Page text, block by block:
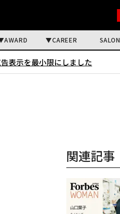
AWARD CAREER SALON
表示を最小限にしました
関連記事